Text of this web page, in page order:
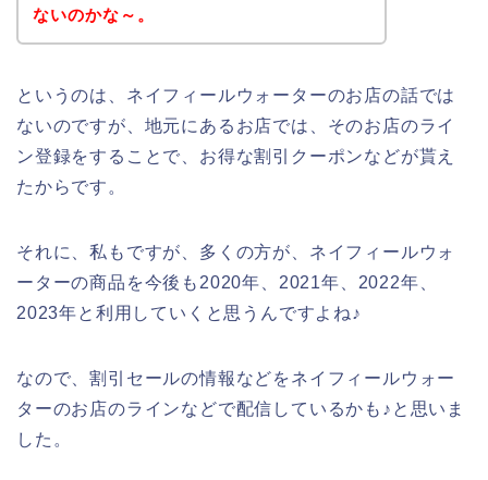
ないのかな～。
というのは、ネイフィールウォーターのお店の話では
ないのですが、地元にあるお店では、そのお店のライ
ン登録をすることで、お得な割引クーポンなどが貰え
たからです。
それに、私もですが、多くの方が、ネイフィールウォ
ーターの商品を今後も2020年、2021年、2022年、
2023年と利用していくと思うんですよね♪
なので、割引セールの情報などをネイフィールウォー
ターのお店のラインなどで配信しているかも♪と思いま
した。